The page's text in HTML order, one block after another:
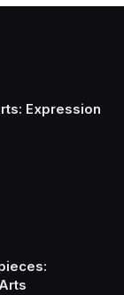
Expression